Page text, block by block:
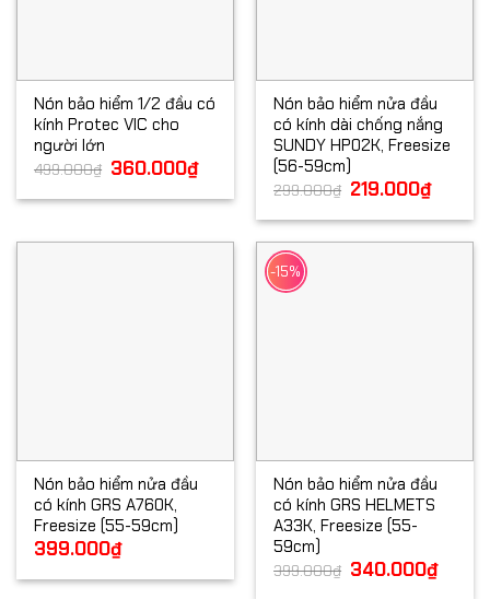
Nón bảo hiểm 1/2 đầu có
kính Protec VIC cho
người lớn
499.000₫ Giá
gốc
499.000₫.
360.000₫Giá
hiện
là:
360.000₫.
Nón bảo hiểm nửa đầu
có kính dài chống nắng
SUNDY HP02K, Freesize
(56-59cm)
299.000₫ Giá
gốc
299.000₫.
219.000₫Giá
hiện
là:
Nón bảo hiểm nửa đầu
có kính GRS A760K,
Freesize (55-59cm)
399.000₫
-15%
Nón bảo hiểm nửa đầu
có kính GRS HELMETS
A33K, Freesize (55-
59cm)
399.000₫ Giá
gốc
340.000₫Giá
hiện